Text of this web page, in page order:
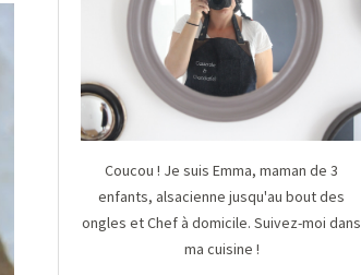
Coucou ! Je suis Emma, maman de 3
enfants, alsacienne jusqu'au bout des
ongles et Chef à domicile. Suivez-moi dans
ma cuisine !